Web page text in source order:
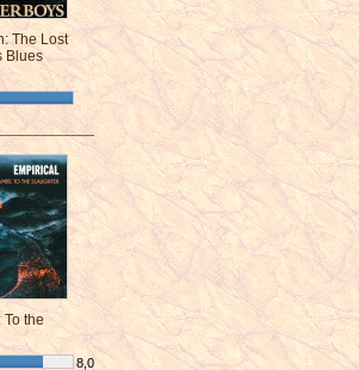
The Lost
Blues
the
8,0